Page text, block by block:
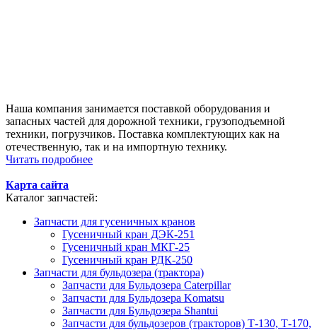
Наша компания занимается поставкой оборудования и
запасных частей для дорожной техники, грузоподъемной
техники, погрузчиков. Поставка комплектующих как на
отечественную, так и на импортную технику.
Читать подробнее
Карта сайта
Каталог запчастей:
Запчасти для гусеничных кранов
Гусеничный кран ДЭК-251
Гусеничный кран МКГ-25
Гусеничный кран РДК-250
Запчасти для бульдозера (трактора)
Запчасти для Бульдозера Caterpillar
Запчасти для Бульдозера Komatsu
Запчасти для Бульдозера Shantui
Запчасти для бульдозеров (тракторов) Т-130, Т-170,